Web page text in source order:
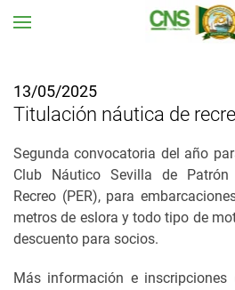
13/05/2025
Titulación náutica de
Segunda convocatoria del año
Club Náutico Sevilla de Patrón
Recreo (PER), para
metros de eslora y todo tipo de
descuento para socios.
Más información e